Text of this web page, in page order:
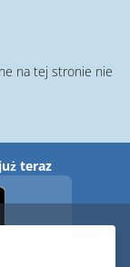
na tej stronie nie
teraz